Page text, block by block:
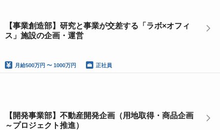
【事業創造部】研究と事業が交差する「ラボ×オフィ
ス」施設の企画・運営
月給500万円 〜 1000万円 正社員
【開発事業部】不動産開発企画（用地取得・商品企画
～プロジェクト推進）